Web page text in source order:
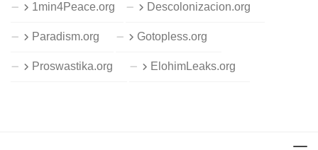
1min4Peace.org Descolonizacion.org
Paradism.org Gotopless.org
Proswastika.org ElohimLeaks.org